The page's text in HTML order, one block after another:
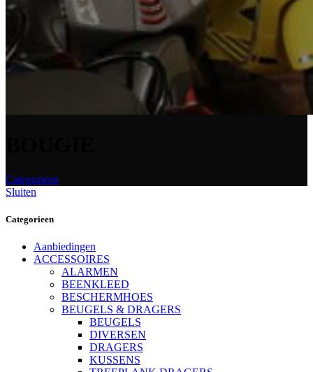
Categorieen
Sluiten
Categorieen
Aanbiedingen
ACCESSOIRES
ALARMEN
BEENKLEED
BESCHERMHOES
BEUGELS & DRAGERS
BEUGELS
DIVERSEN
DRAGERS
KUSSENS